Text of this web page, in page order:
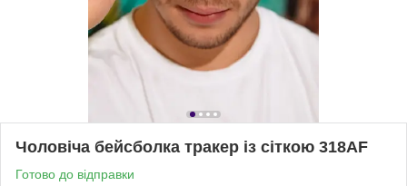
Чоловіча бейсболка тракер із сіткою 318АF
Готово до відправки